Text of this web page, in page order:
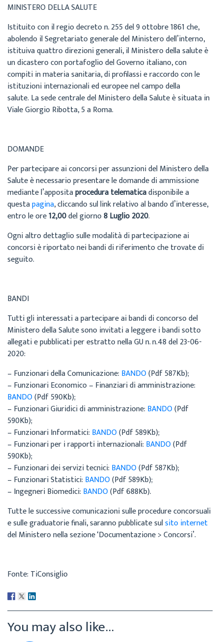
MINISTERO DELLA SALUTE
Istituito con il regio decreto n. 255 del 9 ottobre 1861 che,
abolendo il Segretariato generale del Ministero dell’interno,
istituiva quattro direzioni generali, il Ministero della salute è
un dicastero con portafoglio del Governo italiano, con
compiti in materia sanitaria, di profilassi e raccordo con le
istituzioni internazionali ed europee nel campo della
salute. La sede centrale del Ministero della Salute è situata in
Viale Giorgio Ribotta, 5 a Roma.
DOMANDE
Per partecipare ai concorsi per assunzioni del Ministero della
Salute è necessario presentare le domande di ammissione
mediante l’appositaprocedura telematicadisponibile a
questapagina, cliccando sul link relativo al bando d’interesse,
entro le ore12,00del giorno8 Luglio 2020.
Ogni altro dettaglio sulle modalità di partecipazione ai
concorsi è riportato nei bandi di riferimento che trovate di
seguito.
BANDI
Tutti gli interessati a partecipare ai bandi di concorso del
Ministero della Salute sono invitati a leggere i bandi sotto
allegati e pubblicati per estratto nella GU n. n.48 del 23-06-
2020:
– Funzionari della Comunicazione: BANDO(Pdf 587Kb);
– Funzionari Economico – Finanziari di amministrazione:
BANDO(Pdf 590Kb);
– Funzionari Giuridici di amministrazione: BANDO(Pdf
590Kb);
– Funzionari Informatici: BANDO(Pdf 589Kb);
– Funzionari per i rapporti internazionali: BANDO(Pdf
590Kb);
– Funzionari dei servizi tecnici: BANDO(Pdf 587Kb);
– Funzionari Statistici: BANDO(Pdf 589Kb);
– Ingegneri Biomedici: BANDO(Pdf 688Kb).
Tutte le successive comunicazioni sulle procedure concorsuali
e sulle graduatorie finali, saranno pubblicate sulsito internet
del Ministero nella sezione ‘Documentazione > Concorsi’.
Fonte: TiConsiglio
You may also like...